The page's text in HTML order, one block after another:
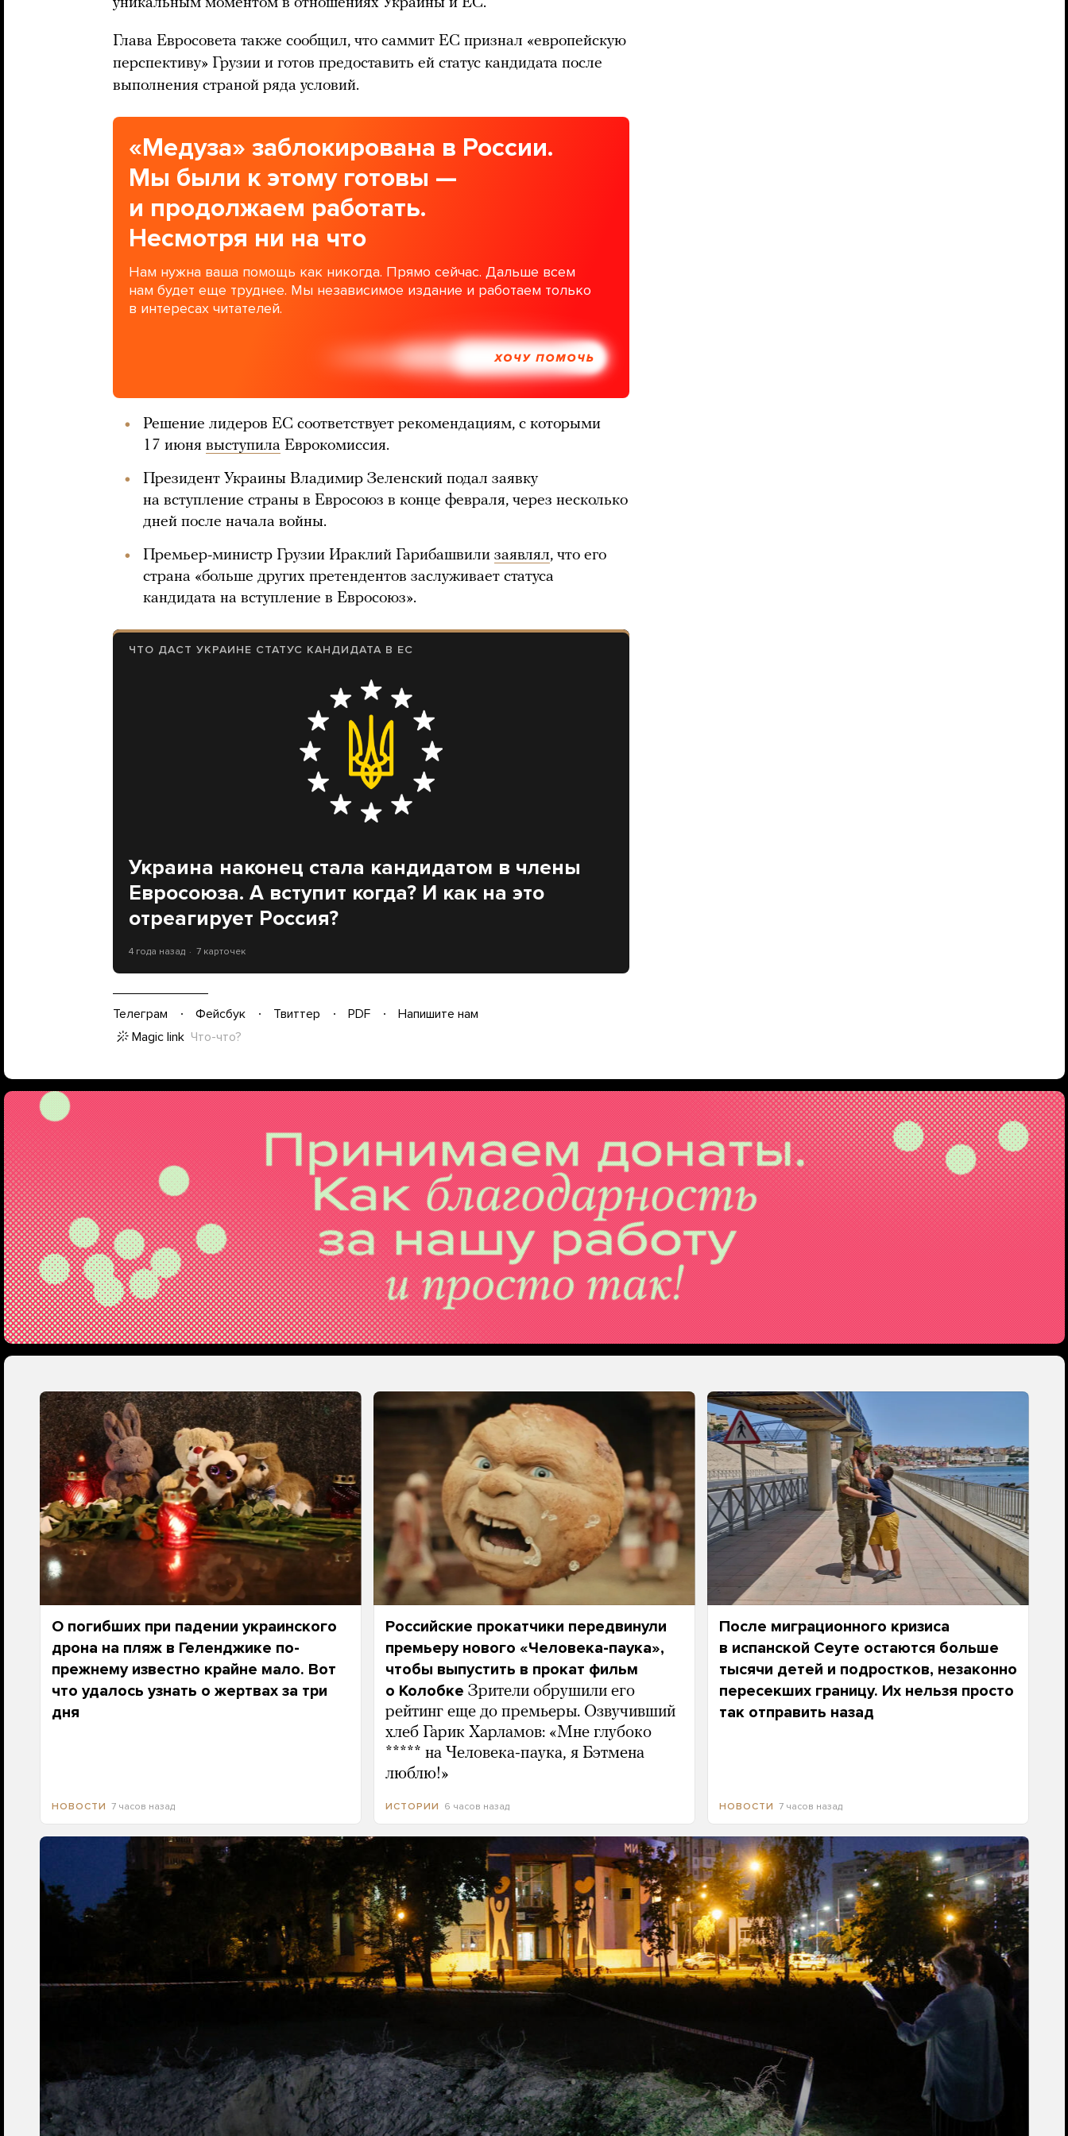
уникальным моментом в отношениях Украины и ЕС.
Глава Евросовета также сообщил, что саммит ЕС признал «европейскую
перспективу» Грузии и готов предоставить ей статус кандидата после
выполнения страной ряда условий.
«Медуза» заблокирована в России.
Мы были к этому готовы —
и продолжаем работать.
Несмотря ни на что
Нам нужна ваша помощь как никогда. Прямо сейчас. Дальше всем
нам будет еще труднее. Мы независимое издание и работаем только
в интересах читателей.
ХОЧУ ПОМОЧЬ
Решение лидеров ЕС соответствует рекомендациям, с которыми
17 июня выступила Еврокомиссия.
Президент Украины Владимир Зеленский подал заявку
на вступление страны в Евросоюз в конце февраля, через несколько
дней после начала войны.
Премьер-министр Грузии Ираклий Гарибашвили заявлял, что его
страна «больше других претендентов заслуживает статуса
кандидата на вступление в Евросоюз».
ЧТО ДАСТ УКРАИНЕ СТАТУС КАНДИДАТА В ЕС
Украина наконец стала кандидатом в члены
Евросоюза. А вступит когда? И как на это
отреагирует Россия?
4 года назад 7 карточек
Телеграм Фейсбук Твиттер PDF
Напишите нам
Magic link Что-что?
О погибших при падении украинского
дрона на пляж в Геленджике по-
прежнему известно крайне мало. Вот
что удалось узнать о жертвах за три
дня
НОВОСТИ 7 часов назад
Российские прокатчики передвинули
премьеру нового «Человека-паука»,
чтобы выпустить в прокат фильм
о Колобке Зрители обрушили его
рейтинг еще до премьеры. Озвучивший
хлеб Гарик Харламов: «Мне глубоко
***** на Человека-паука, я Бэтмена
люблю!»
ИСТОРИИ 6 часов назад
После миграционного кризиса
в испанской Сеуте остаются больше
тысячи детей и подростков, незаконно
пересекших границу. Их нельзя просто
так отправить назад
НОВОСТИ 7 часов назад